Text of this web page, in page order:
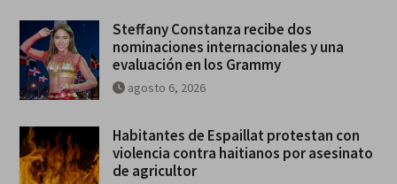
Steffany Constanza recibe dos
nominaciones internacionales y una
evaluación en los Grammy
agosto 6, 2026
Habitantes de Espaillat protestan con
violencia contra haitianos por asesinato
de agricultor